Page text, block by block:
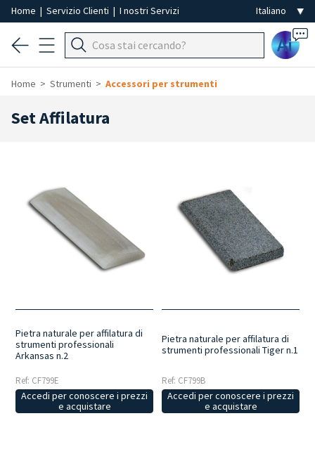
Home | Servizio Clienti | I nostri Servizi
Ai
Home Strumenti Accessori per strumenti
Set Affilatura
Pietra naturale per affilatura di
strumenti professionali
Arkansas n.2
Ref: CF799E
Accedi per conoscere i prezzi
e acquistare
Pietra naturale per affilatura di
strumenti professionali Tiger n.1
Ref: CF799B
Accedi per conoscere i prezzi
e acquistare